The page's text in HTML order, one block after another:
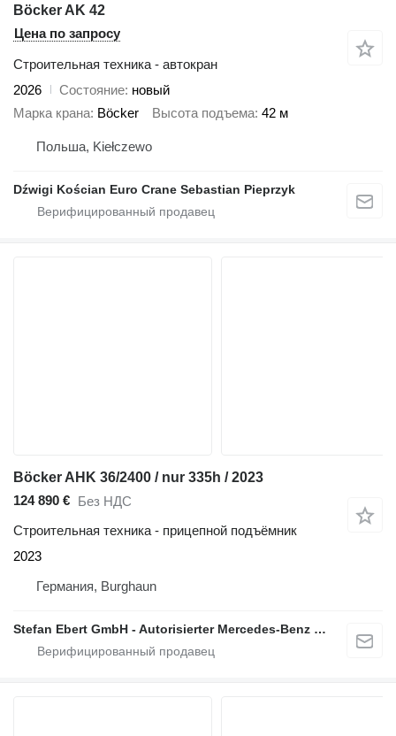
Böcker AK 42
Цена по запросу
Строительная техника - автокран
2026
Состояние новый
Марка крана Böcker Высота подъема 42 м
Польша, Kiełczewo
Dźwigi Kościan Euro Crane Sebastian Pieprzyk
Böcker AHK 36/2400 / nur 335h / 2023
124 890 € Без НДС
Строительная техника - прицепной подъёмник
2023
Германия, Burghaun
Stefan Ebert GmbH - Autorisierter Mercedes-Benz Servicepartner